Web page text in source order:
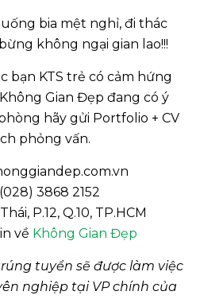
bia mệt nghỉ, đi thác
không ngại gian lao!!!
bạn KTS trẻ có cảm hứng
Gian Đẹp đang có ý
hãy gửi Portfolio + CV
phỏng vấn.
3868 2152
P.12, Q.10, TP.HCM
về Không Gian Đẹp
tuyển sẽ được làm việc
nghiệp tại VP chính của